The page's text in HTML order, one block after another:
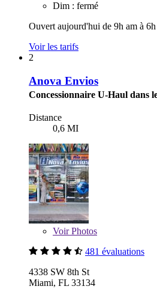
Dim : fermé
Ouvert aujourd'hui de 9h am à
Voir les tarifs
2
Anova Envios
Concessionnaire U-Haul dans
Distance
0,6 MI
VoirPhotos
481 évaluations
4338 SW 8th St
Miami, FL 33134